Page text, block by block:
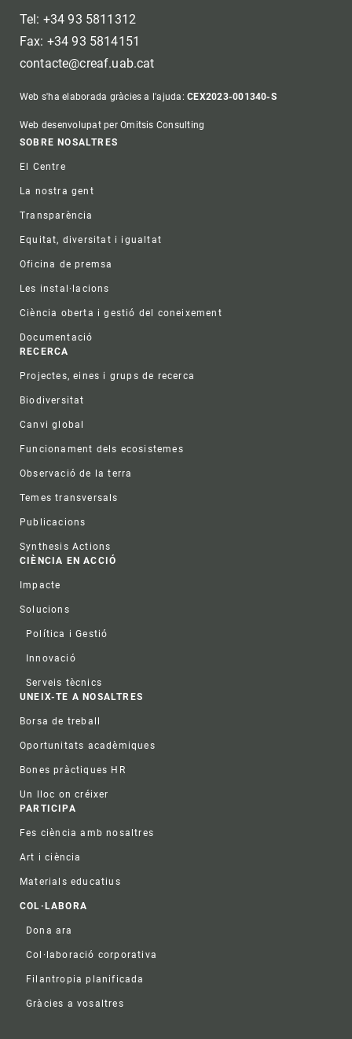
Tel: +34 93 5811312
Fax: +34 93 5814151
contacte@creaf.uab.cat
Web s'ha elaborada gràcies a l'ajuda:CEX2023-001340-S
Web desenvolupat per Omitsis Consulting
Footer
SOBRE NOSALTRES
El Centre
La nostra gent
Transparència
Equitat, diversitat i igualtat
Oficina de premsa
Les instal·lacions
Ciència oberta i gestió del coneixement
Documentació
RECERCA
Projectes, eines i grups de recerca
Biodiversitat
Canvi global
Funcionament dels ecosistemes
Observació de la terra
Temes transversals
Publicacions
Synthesis Actions
CIÈNCIA EN ACCIÓ
Impacte
Solucions
Política i Gestió
Innovació
Serveis tècnics
UNEIX-TE A NOSALTRES
Borsa de treball
Oportunitats acadèmiques
Bones pràctiques HR
Un lloc on créixer
PARTICIPA
Fes ciència amb nosaltres
Art i ciència
Materials educatius
COL·LABORA
Dona ara
Col·laboració corporativa
Filantropia planificada
Gràcies a vosaltres